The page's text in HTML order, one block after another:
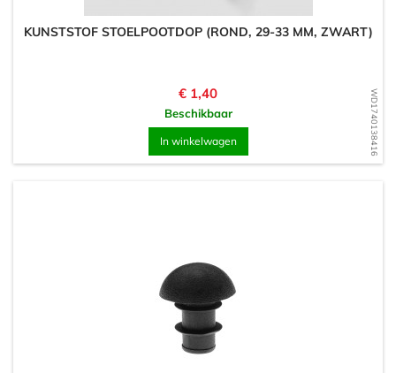
WD1740138416
KUNSTSTOF STOELPOOTDOP (ROND, 29-33 MM, ZWART)
Prijs
€ 1,40
Beschikbaar
In winkelwagen